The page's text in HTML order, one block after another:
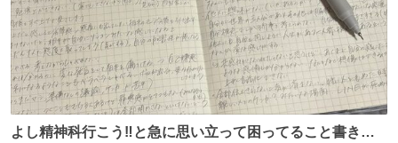
よし精神科行こう‼️と急に思い立って困ってること書き出